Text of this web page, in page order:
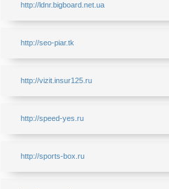
http://ldnr.bigboard.net.ua
http://seo-piar.tk
http://vizit.insur125.ru
http://speed-yes.ru
http://sports-box.ru